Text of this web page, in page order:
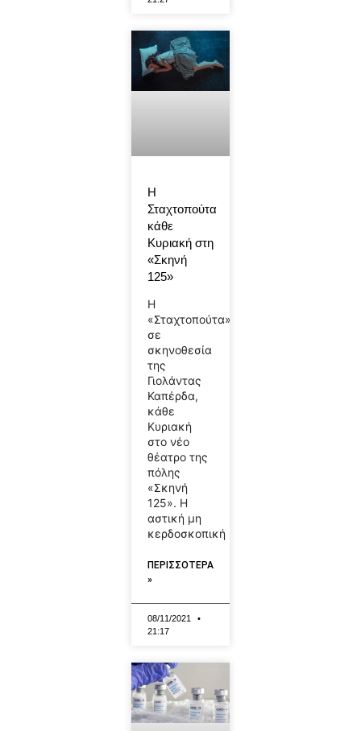
Η
Σταχτοπούτα
κάθε
Κυριακή στη
«Σκηνή
125»
Η
«Σταχτοπούτα»
σε
σκηνοθεσία
της
Γιολάντας
Καπέρδα,
κάθε
Κυριακή
στο νέο
θέατρο της
πόλης
«Σκηνή
125». Η
αστική μη
κερδοσκοπική
ΠΕΡΙΣΣΟΤΕΡΑ
»
08/11/2021
21:17